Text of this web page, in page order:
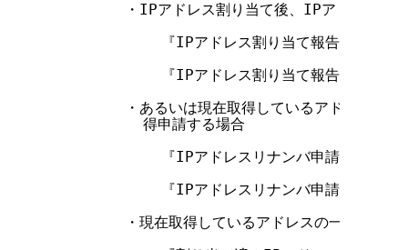
・IPアドレス割り当て後、IPアドレスを
『IPアドレス割り当て報告申請処理
『IPアドレス割り当て報告申請処理
・あるいは現在取得しているアドレスを全
          得申請する場合
『IPアドレスリナンバ申請について(
『IPアドレスリナンバ申請について(
・現在取得しているアドレスの一部あるい